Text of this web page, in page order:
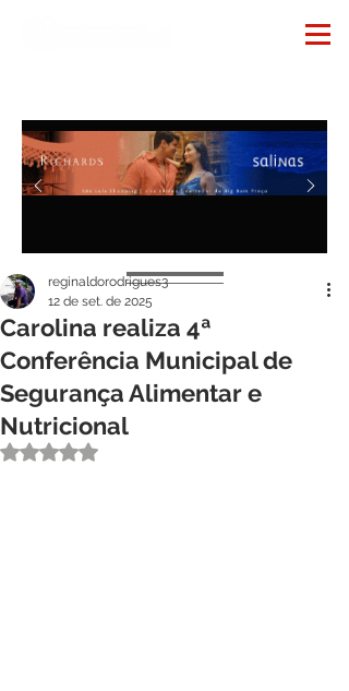
Carolina realiza 4ª
Conferência Municipal de
Segurança Alimentar e
Nutricional
reginaldorodrigues3
12 de set. de 2025
Avaliado com NaN de 5 estrelas.